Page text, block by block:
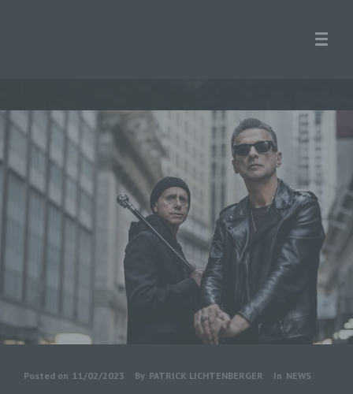
Posted on 11/02/2023 By PATRICK LICHTENBERGER In NEWS